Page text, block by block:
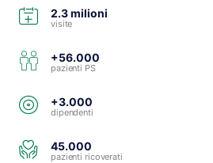
2.3 milioni
visite
+56.000
pazienti PS
+3.000
dipendenti
45.000
pazienti ricoverati